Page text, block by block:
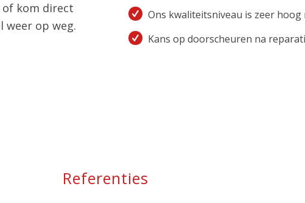
of kom direct
weer op weg.
Ons kwaliteitsniveau is zeer
Kans op doorscheuren na
Referenties